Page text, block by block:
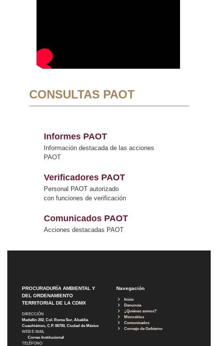
CONSULTAS PAOT
Informes PAOT
Información destacada de las acciones
PAOT
Verificadores PAOT
Personal PAOT autorizado
con funciones de verificación
Comunicados PAOT
Acciones destacadas PAOT
PROCURADURÍA AMBIENTAL Y
DEL ORDENAMIENTO
TERRITORIAL DE LA CDMX
DIRECCIÓN
Medellín 202, Col. Roma Sur, Alcaldía
Cuauhtémoc, C.P. 06700, Ciudad de México
WEB E-MAIL
Correo Institucional
TELÉFONO
Navegación
Inicio
Denuncia
¿Quiénes somos?
Micrositios
Comunicados
Consejo de Gobierno